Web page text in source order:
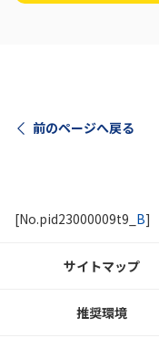
前のページへ戻る
[No.pid23000009t9_ B]
サイトマップ
推奨環境